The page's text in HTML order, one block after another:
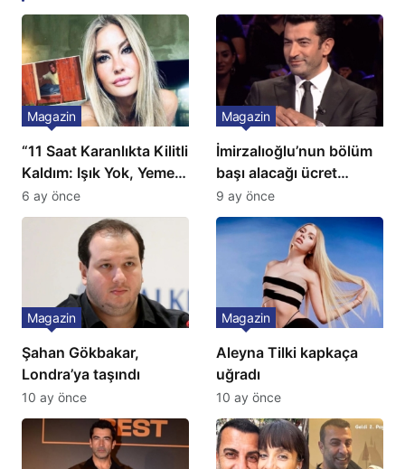
“11 Saat Karanlıkta Kilitli
Kaldım: Işık Yok, Yemek
Yok, Tuvalet Yok!”
Çağla Şikel’den Şok
Magazin
6 ay önce
İmirzalıoğlu’nun bölüm
başı alacağı ücret
Türkiye’de bir ilk:
Gözünü 2 ilçeye dikti!
Magazin
9 ay önce
Şahan Gökbakar,
Londra’ya taşındı
Magazin
10 ay önce
Aleyna Tilki kapkaça
uğradı
Magazin
10 ay önce